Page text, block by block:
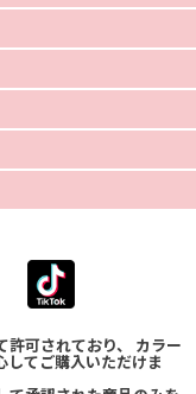
許可されており、 カラー
してご購入いただけま